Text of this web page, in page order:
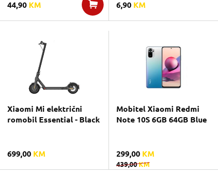
44,90 KM 6,90 KM
Xiaomi Mi električni
romobil Essential - Black
699,00 KM
Mobitel Xiaomi Redmi
Note 10S 6GB 64GB Blue
299,00 KM
439,00KM